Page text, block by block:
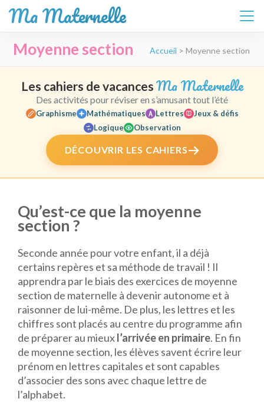
Ma Maternelle
(Pressez
Entrée)
Moyenne section Accueil > Moyenne section
Les cahiers de vacances Ma Maternelle
Des activités pour réviser en s’amusant tout l’été
Graphisme Mathématiques Lettres
Jeux & défis
Logique
Observation
DÉCOUVRIR LES CAHIERS
Qu’est-ce que la moyenne
section ?
Seconde année pour votre enfant, il a déjà
certains repères et sa méthode de travail ! Il
apprendra par le biais des exercices de moyenne
section de maternelle à devenir autonome et à
raisonner de lui-même. De plus, les lettres et les
chiffres sont placés au centre du programme afin
de préparer au mieuxl’arrivée en primaire. En fin
de moyenne section, les élèves savent écrire leur
prénom en lettres capitales et sont capables
d’associer des sons avec chaque lettre de
l’alphabet.